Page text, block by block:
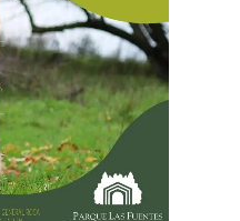
robados y se detuvo al
policial se dirigió a
Villa Obrera,
identificó al segundo
distintas diligencias